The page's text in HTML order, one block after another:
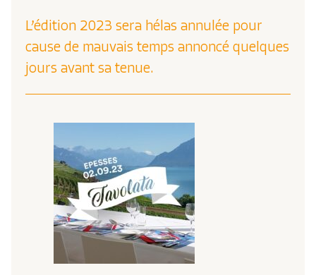
L’édition 2023 sera hélas annulée pour
cause de mauvais temps annoncé quelques
jours avant sa tenue.